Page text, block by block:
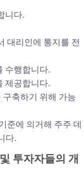
니다.
대리인에 통지를 전
수행합니다.
제공합니다.
축하기 위해 가능
준에 의거해 주주 데
다.
및 투자자들의 개